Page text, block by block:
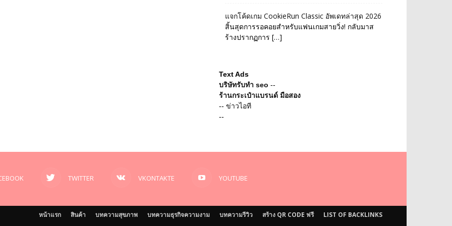
แจกโค้ดเกม CookieRun Classic อัพเดทล่าสุด 2026
สิ้นสุดการรอคอยสำหรับแฟนเกมสายวิ่ง! กลับมาส
ร้างปรากฏการ […]
Text Ads
บริษัทรับทำ seo --
ร้านกระเป๋าแบรนด์ มือสอง
-- ข่าวไอที
--
TWITTER VKONTAKTE YOUTUBE
หน้าแรก สินค้า บทความสุขภาพ บทความธุรกิจความงาม บทความรีวิว สร้าง QR CODE ฟรี LIST OF BACKLINKS